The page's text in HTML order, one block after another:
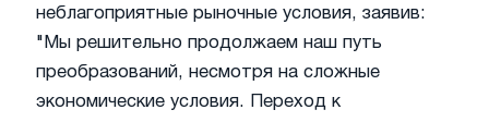
неблагоприятные рыночные условия, заявив:
"Мы решительно продолжаем наш путь
преобразований, несмотря на сложные
экономические условия. Переход к